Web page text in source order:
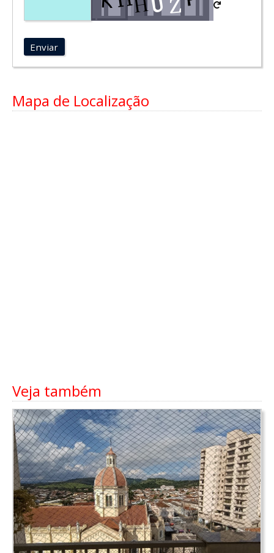
Enviar
Mapa de Localização
Veja também